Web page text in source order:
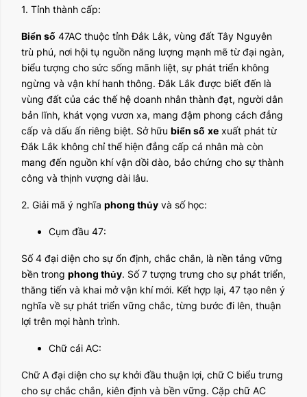
1. Tỉnh thành cấp:
Biển số 47AC thuộc tỉnh Đắk Lắk, vùng đất Tây Nguyên
trù phú, nơi hội tụ nguồn năng lượng mạnh mẽ từ đại ngàn,
biểu tượng cho sức sống mãnh liệt, sự phát triển không
ngừng và vận khí hanh thông. Đắk Lắk được biết đến là
vùng đất của các thế hệ doanh nhân thành đạt, người dân
bản lĩnh, khát vọng vươn xa, mang đậm phong cách đẳng
cấp và dấu ấn riêng biệt. Sở hữu biển số xe xuất phát từ
Đắk Lắk không chỉ thể hiện đẳng cấp cá nhân mà còn
mang đến nguồn khí vận dồi dào, bảo chứng cho sự thành
công và thịnh vượng dài lâu.
2. Giải mã ý nghĩa phong thủy và số học:
Cụm đầu 47:
Số 4 đại diện cho sự ổn định, chắc chắn, là nền tảng vững
bền trong phong thủy. Số 7 tượng trưng cho sự phát triển,
thăng tiến và khai mở vận khí mới. Kết hợp lại, 47 tạo nên ý
nghĩa về sự phát triển vững chắc, từng bước đi lên, thuận
lợi trên mọi hành trình.
Chữ cái AC:
Chữ A đại diện cho sự khởi đầu thuận lợi, chữ C biểu trưng
cho sự chắc chắn, kiên định và bền vững. Cặp chữ AC